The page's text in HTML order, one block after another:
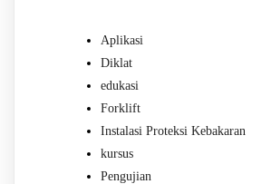
Aplikasi
Diklat
edukasi
Forklift
Instalasi Proteksi Kebakaran
kursus
Pengujian